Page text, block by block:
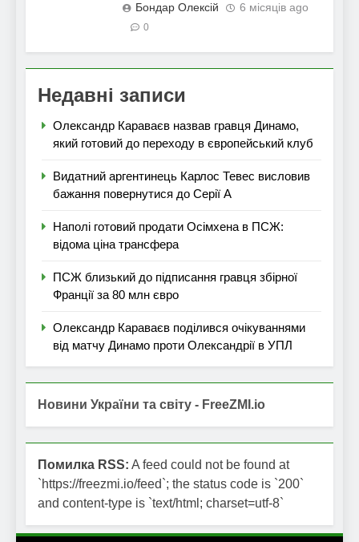
Бондар Олексій 6 місяців ago
0
Недавні записи
Олександр Караваєв назвав гравця Динамо,
який готовий до переходу в європейський клуб
Видатний аргентинець Карлос Тевес висловив
бажання повернутися до Серії А
Наполі готовий продати Осімхена в ПСЖ:
відома ціна трансфера
ПСЖ близький до підписання гравця збірної
Франції за 80 млн євро
Олександр Караваєв поділився очікуваннями
від матчу Динамо проти Олександрії в УПЛ
Новини України та світу - FreeZMI.io
Помилка RSS: A feed could not be found at
`https://freezmi.io/feed`; the status code is `200`
and content-type is `text/html; charset=utf-8`